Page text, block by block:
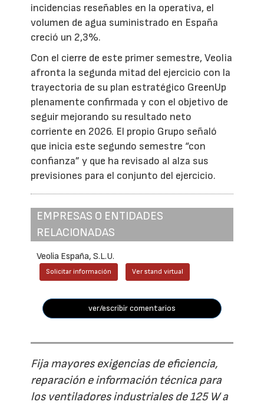
incidencias reseñables en la operativa, el
volumen de agua suministrado en España
creció un 2,3%.
Con el cierre de este primer semestre, Veolia
afronta la segunda mitad del ejercicio con la
trayectoria de su plan estratégico GreenUp
plenamente confirmada y con el objetivo de
seguir mejorando su resultado neto
corriente en 2026. El propio Grupo señaló
que inicia este segundo semestre “con
confianza” y que ha revisado al alza sus
previsiones para el conjunto del ejercicio.
EMPRESAS O ENTIDADES
RELACIONADAS
Veolia España, S.L.U.
Solicitar información Ver stand virtual
ver/escribir comentarios
Fija mayores exigencias de eficiencia,
reparación e información técnica para
los ventiladores industriales de 125 W a